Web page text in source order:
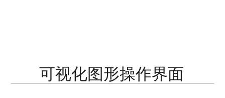
可视化图形操作界面